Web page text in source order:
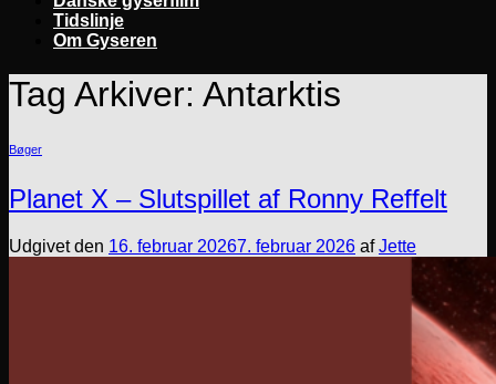
Tidslinje
Om Gyseren
Tag Arkiver: Antarktis
Bøger
Planet X – Slutspillet af Ronny Reffelt
Udgivet den 16. februar 20267. februar 2026 afJette